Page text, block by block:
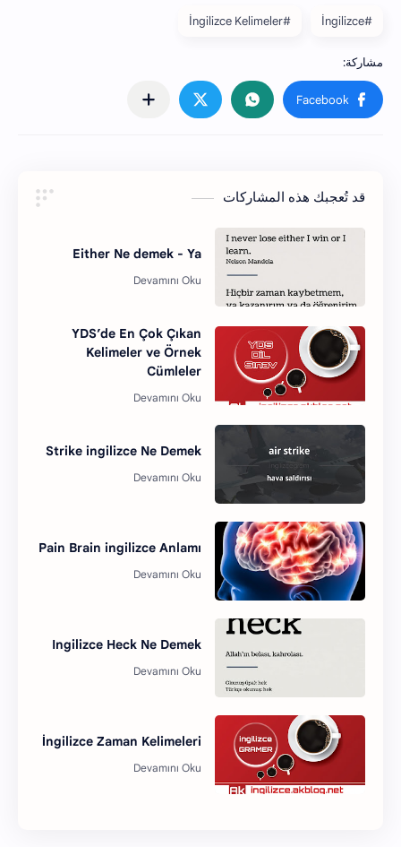
#İngilizce
#İngilizce Kelimeler
قد تُعجبك هذه المشاركات
Either Ne demek - Ya
YDS’de En Çok Çıkan
Kelimeler ve Örnek
Cümleler
Strike ingilizce Ne Demek
Pain Brain ingilizce Anlamı
Ingilizce Heck Ne Demek
İngilizce Zaman Kelimeleri